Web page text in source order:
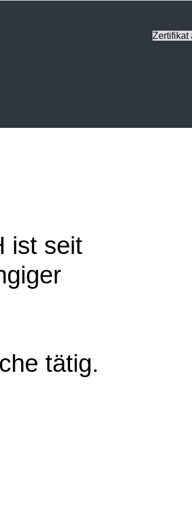
Zertifikat
ist seit
tätig.